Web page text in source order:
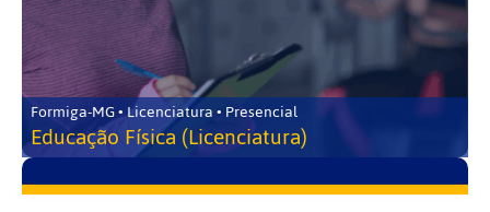
Formiga-MG • Licenciatura • Presencial
Educação Física (Licenciatura)